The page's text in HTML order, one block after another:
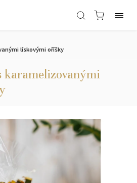
lískovými oříšky
karamelizovanými